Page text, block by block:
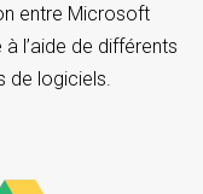
entre Microsoft
l’aide de différents
de logiciels.